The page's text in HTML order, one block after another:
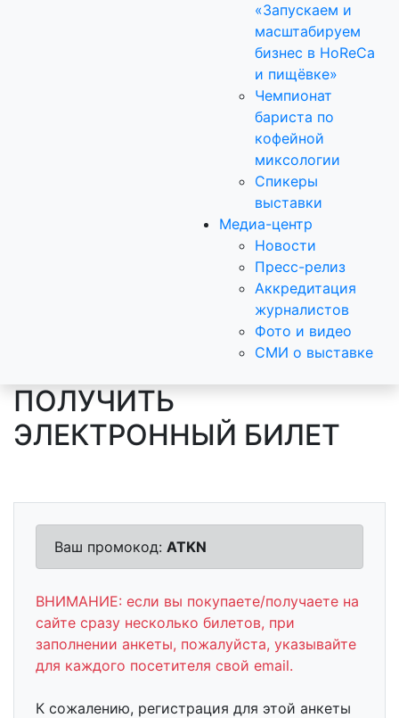
«Запускаем и
масштабируем
бизнес в HoReCa
и пищёвке»
Чемпионат
бариста по
кофейной
миксологии
Спикеры
выставки
Медиа-центр
Новости
Пресс-релиз
Аккредитация
журналистов
Фото и видео
СМИ о выставке
ПОЛУЧИТЬ
ЭЛЕКТРОННЫЙ БИЛЕТ
Ваш промокод: ATKN
ВНИМАНИЕ: если вы покупаете/получаете на
сайте сразу несколько билетов, при
заполнении анкеты, пожалуйста, указывайте
для каждого посетителя свой email.
К сожалению, регистрация для этой анкеты